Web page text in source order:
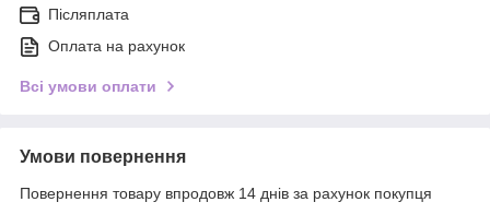
Післяплата
Оплата на рахунок
Всі умови оплати
Умови повернення
Повернення товару впродовж 14 днів за рахунок покупця